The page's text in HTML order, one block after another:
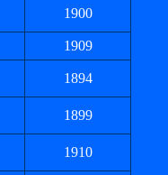
1900
1909
1894
1899
1910